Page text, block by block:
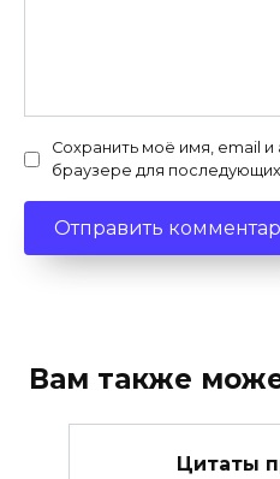
Сохранить моё имя, email и
браузере для
Вам также
Цитаты